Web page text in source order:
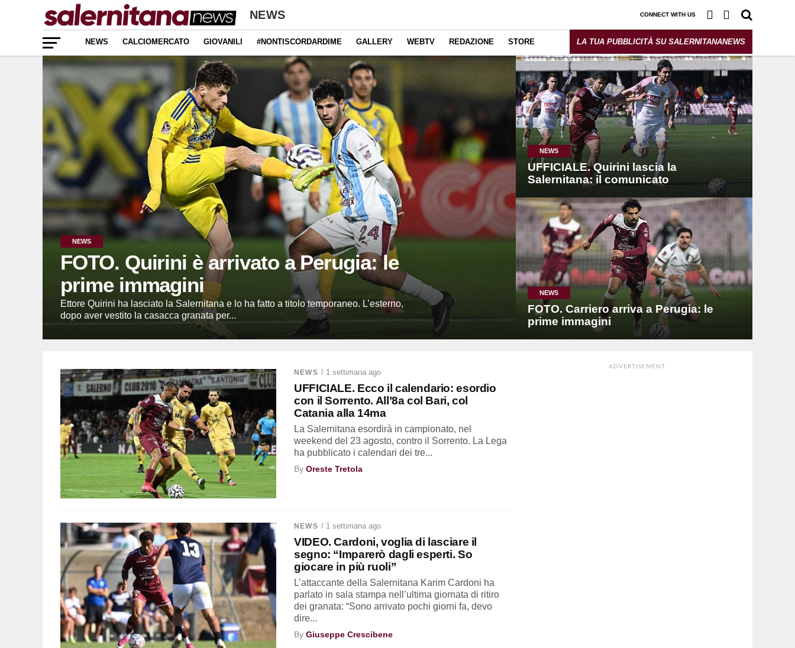
NEWS CONNECT WITH US
NEWS CALCIOMERCATO GIOVANILI #NONTISCORDARDIME GALLERY WEBTV REDAZIONE STORE LA TUA PUBBLICITÀ SU SALERNITANANEWS
NEWS
FOTO. Quirini è arrivato a Perugia: le
prime immagini
Ettore Quirini ha lasciato la Salernitana e lo ha fatto a titolo temporaneo. L’esterno,
dopo aver vestito la casacca granata per...
NEWS
UFFICIALE. Quirini lascia la
Salernitana: il comunicato
NEWS
FOTO. Carriero arriva a Perugia: le
prime immagini
NEWS / 1 settimana ago
UFFICIALE. Ecco il calendario: esordio
con il Sorrento. All’8a col Bari, col
Catania alla 14ma
La Salernitana esordirà in campionato, nel
weekend del 23 agosto, contro il Sorrento. La Lega
ha pubblicato i calendari dei tre...
ByOreste Tretola
NEWS / 1 settimana ago
VIDEO. Cardoni, voglia di lasciare il
segno: “Imparerò dagli esperti. So
giocare in più ruoli”
L’attaccante della Salernitana Karim Cardoni ha
parlato in sala stampa nell’ultima giornata di ritiro
dei granata: “Sono arrivato pochi giorni fa, devo
dire...
ByGiuseppe Crescibene
ADVERTISEMENT